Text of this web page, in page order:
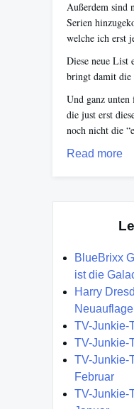
Außerdem sind
Serien
welche ich erst
Diese neue List
bringt damit die
Und ganz unten
die just erst
noch nicht die
Read more
BlueBrixx
ist die
Harry
TV-Junkie-
TV-Junkie-
TV-Junkie-
Februar
TV-Junkie-